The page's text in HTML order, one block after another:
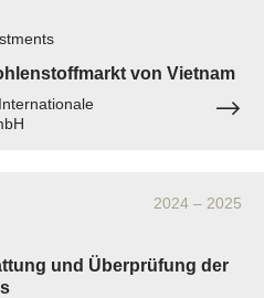
von Vietnam
2024 – 2025
und Überprüfung der